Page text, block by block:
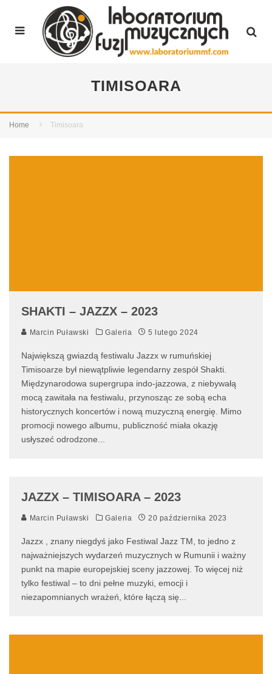
TIMISOARA
Home Timisoara
SHAKTI – JAZZX – 2023
Marcin Puławski Galeria 5 lutego 2024
Największą gwiazdą festiwalu Jazzx w rumuńskiej
Timisoarze był niewątpliwie legendarny zespół Shakti.
Międzynarodowa supergrupa indo-jazzowa, z niebywałą
mocą zawitała na festiwalu, przynosząc ze sobą echa
historycznych koncertów i nową muzyczną energię. Mimo
promocji nowego albumu, publiczność miała okazję
usłyszeć odrodzone...
JAZZX – TIMISOARA – 2023
Marcin Puławski Galeria 20 października 2023
Jazzx , znany niegdyś jako Festiwal Jazz TM, to jedno z
najważniejszych wydarzeń muzycznych w Rumunii i ważny
punkt na mapie europejskiej sceny jazzowej. To więcej niż
tylko festiwal – to dni pełne muzyki, emocji i
niezapomnianych wrażeń, które łączą się...